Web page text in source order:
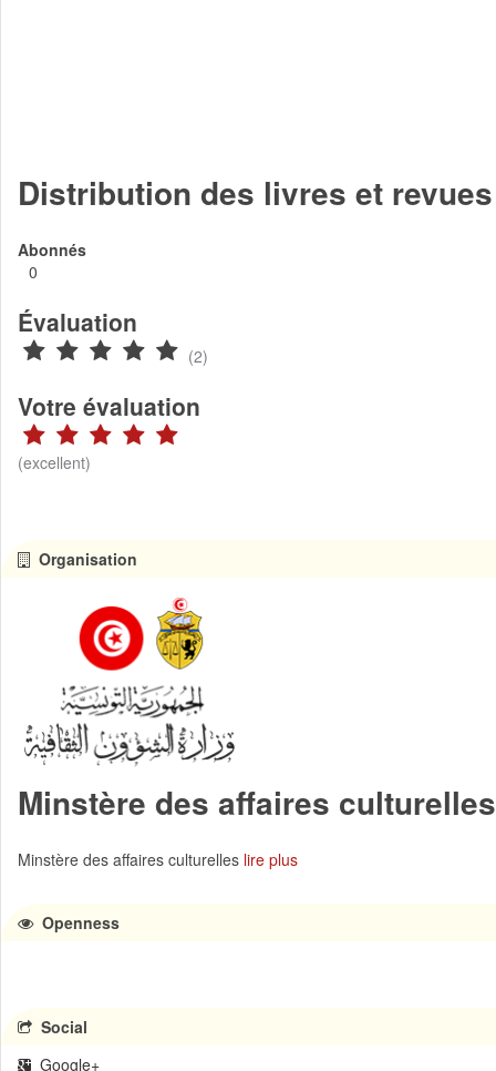
Distribution des livres et
Abonnés
0
Évaluation
(2)
Votre évaluation
(excellent)
Organisation
Minstère des affaires culturelles
Minstère des affaires culturelles lire plus
Openness
Social
Google+